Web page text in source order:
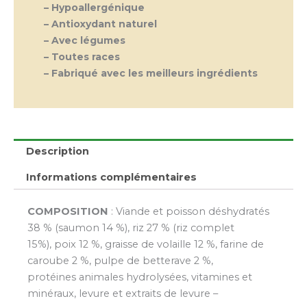
– Hypoallergénique
– Antioxydant naturel
– Avec légumes
– Toutes races
– Fabriqué avec les meilleurs ingrédients
Description
Informations complémentaires
COMPOSITION : Viande et poisson déshydratés
38 % (saumon 14 %), riz 27 % (riz complet
15%), poix 12 %, graisse de volaille 12 %, farine de
caroube 2 %, pulpe de betterave 2 %,
protéines animales hydrolysées, vitamines et
minéraux, levure et extraits de levure –